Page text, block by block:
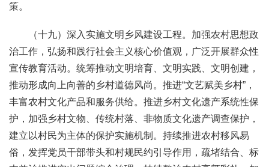
策。
（十九）深入实施文明乡风建设工程。加强农村思想政
治工作，弘扬和践行社会主义核心价值观，广泛开展群众性
宣传教育活动。统筹推动文明培育、文明实践、文明创建，
推动形成向上向善的乡村道德风尚。推进“文艺赋美乡村”，
丰富农村文化产品和服务供给。推进乡村文化遗产系统性保
护，加强乡村文物、传统村落、非物质文化遗产调查保护，
建立以村民为主体的保护实施机制。持续推进农村移风易
俗，发挥党员干部带头和村规民约引导作用，疏堵结合、标